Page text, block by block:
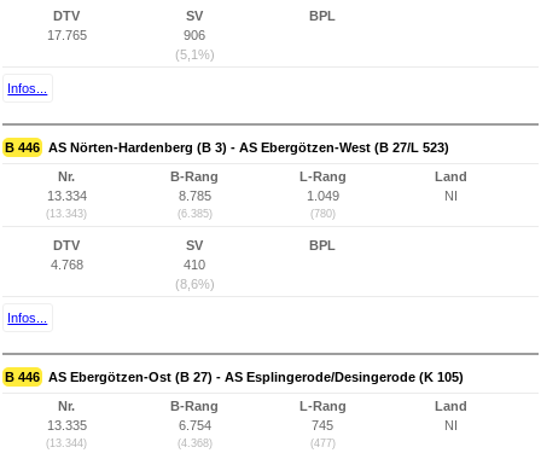
DTV
17.765
SV
906
(5,1%)
BPL
Infos...
B 446 AS Nörten-Hardenberg (B 3) - AS Ebergötzen-West (B 27/L 523)
Nr.
13.334
(13.343)
B-Rang
8.785
(6.385)
L-Rang
1.049
(780)
Land
NI
DTV
4.768
SV
410
(8,6%)
BPL
Infos...
B 446 AS Ebergötzen-Ost (B 27) - AS Esplingerode/Desingerode (K 105)
Nr.
13.335
(13.344)
B-Rang
6.754
(4.368)
L-Rang
745
(477)
Land
NI